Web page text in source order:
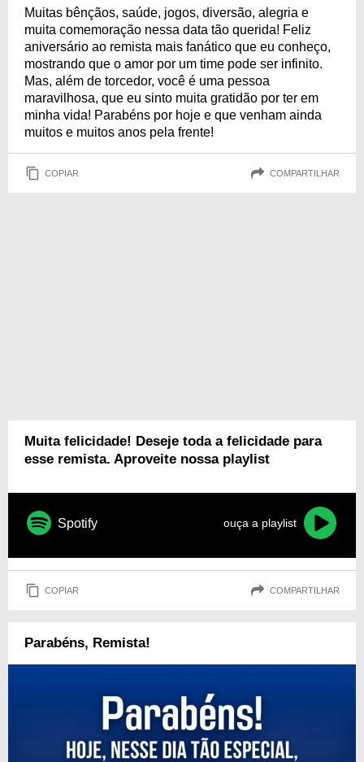
Muitas bênçãos, saúde, jogos, diversão, alegria e
muita comemoração nessa data tão querida! Feliz
aniversário ao remista mais fanático que eu conheço,
mostrando que o amor por um time pode ser infinito.
Mas, além de torcedor, você é uma pessoa
maravilhosa, que eu sinto muita gratidão por ter em
minha vida! Parabéns por hoje e que venham ainda
muitos e muitos anos pela frente!
COPIAR COMPARTILHAR
Muita felicidade! Deseje toda a felicidade para
esse remista. Aproveite nossa playlist
Spotify ouça a playlist
COPIAR COMPARTILHAR
Parabéns, Remista!